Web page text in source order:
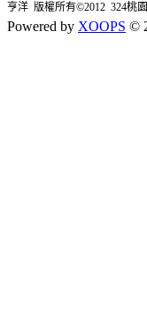
亨洋 版權所有©2012 324桃
Powered by XOOPS ©